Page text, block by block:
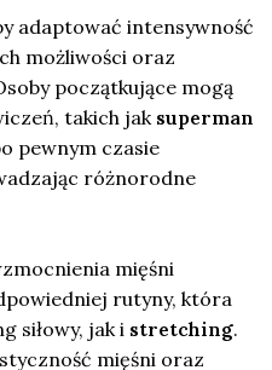
adaptować intensywność
możliwości oraz
początkujące mogą
takich jak superman
pewnym czasie
różnorodne
mięśni
rutyny, która
siłowy, jak i stretching.
mięśni oraz